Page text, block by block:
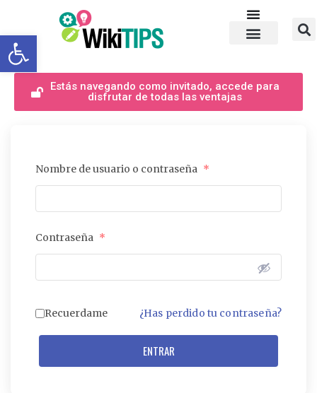
Abrir barra de herramientas
Estás navegando como invitado, accede para
disfrutar de todas las ventajas
Nombre de usuario o contraseña *
Contraseña *
Recuerdame ¿Has perdido tu contraseña?
ENTRAR